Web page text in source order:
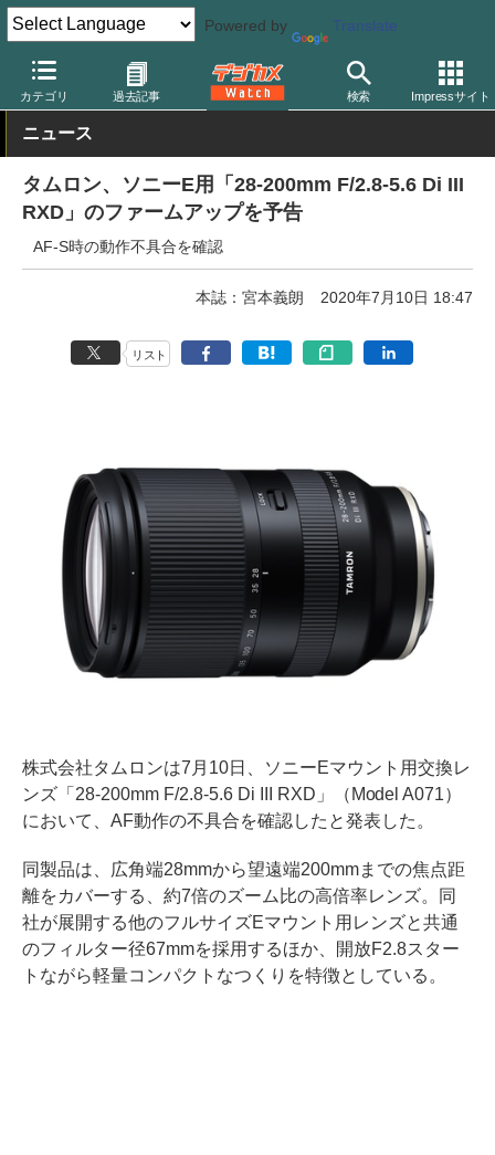
Powered by Translate
カテゴリ 過去記事 検索 Impressサイト
デジカメ Watch レンズ 交換レンズ タムロン
ニュース
タムロン、ソニーE用「28-200mm F/2.8-5.6 Di III
RXD」のファームアップを予告
AF-S時の動作不具合を確認
本誌：宮本義朗 2020年7月10日 18:47
リスト
株式会社タムロンは7月10日、ソニーEマウント用交換レ
ンズ「28-200mm F/2.8-5.6 Di III RXD」（Model A071）
において、AF動作の不具合を確認したと発表した。
同製品は、広角端28mmから望遠端200mmまでの焦点距
離をカバーする、約7倍のズーム比の高倍率レンズ。同
社が展開する他のフルサイズEマウント用レンズと共通
のフィルター径67mmを採用するほか、開放F2.8スター
トながら軽量コンパクトなつくりを特徴としている。